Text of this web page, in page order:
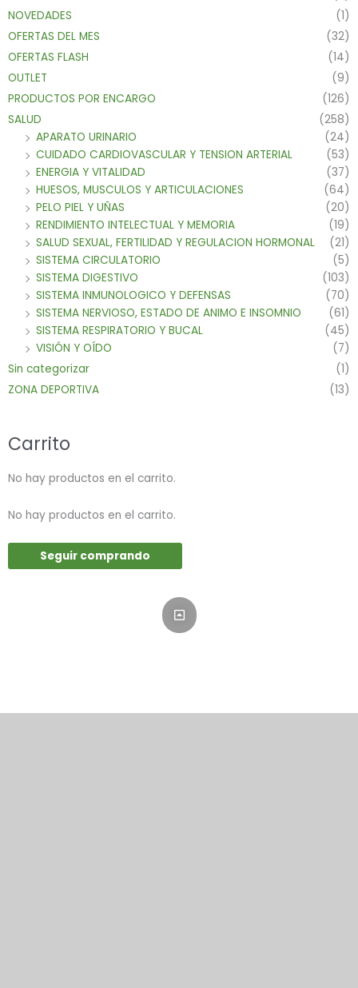
NOVEDADES
(1)
OFERTAS DEL MES
(32)
OFERTAS FLASH
(14)
OUTLET
(9)
PRODUCTOS POR ENCARGO
(126)
SALUD
(258)
APARATO URINARIO
(24)
CUIDADO CARDIOVASCULAR Y TENSION ARTERIAL
(53)
ENERGIA Y VITALIDAD
(37)
HUESOS, MUSCULOS Y ARTICULACIONES
(64)
PELO PIEL Y UÑAS
(20)
RENDIMIENTO INTELECTUAL Y MEMORIA
(19)
SALUD SEXUAL, FERTILIDAD Y REGULACION HORMONAL
(21)
SISTEMA CIRCULATORIO
(5)
SISTEMA DIGESTIVO
(103)
SISTEMA INMUNOLOGICO Y DEFENSAS
(70)
SISTEMA NERVIOSO, ESTADO DE ANIMO E INSOMNIO
(61)
SISTEMA RESPIRATORIO Y BUCAL
(45)
VISIÓN Y OÍDO
(7)
Sin categorizar
(1)
ZONA DEPORTIVA
(13)
Carrito
No hay productos en el carrito.
No hay productos en el carrito.
Seguir comprando